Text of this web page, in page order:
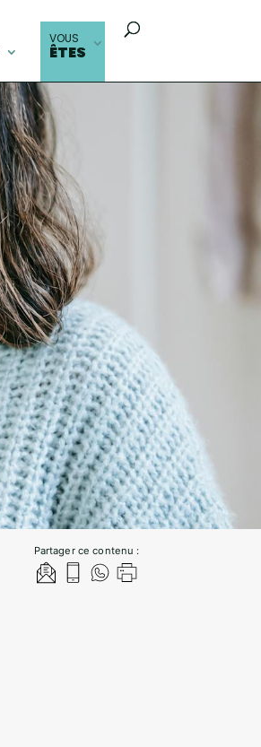
VOUS
ÊTES
Partager ce contenu :